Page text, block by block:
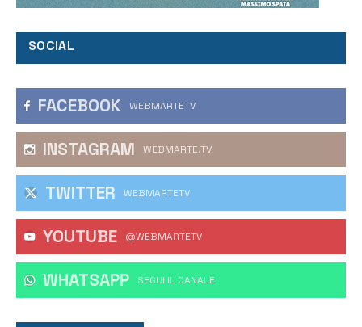
SOCIAL
FACEBOOK WEBMARTETV
INSTAGRAM WEBMARTE.TV
TWITTER WEBMARTETV
YOUTUBE @WEBMARTETV
WHATSAPP ‎SEGUI IL CANALE